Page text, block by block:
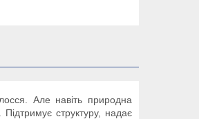
Але навіть природна
структуру, надає